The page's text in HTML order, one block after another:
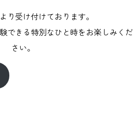
り受け付けております。
できる特別なひと時をお楽しみくだ
さい。